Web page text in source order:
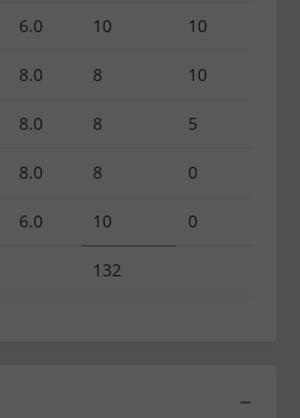
6.0 10 10
8.0 8 10
8.0 8 5
8.0 8 0
6.0 10 0
132
−